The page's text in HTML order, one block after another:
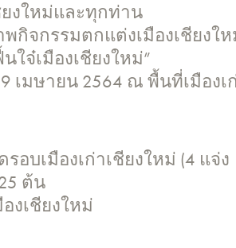
งใหม่และทุกท่าน
พกิจกรรมตกแต่งเมืองเชียงใ
ใจ๋เมืองเชียงใหม่”
เมษายน 2564 ณ พื้นที่เมืองเ
อบเมืองเก่าเชียงใหม่ (4 แจ่ง
ต้น
งเชียงใหม่